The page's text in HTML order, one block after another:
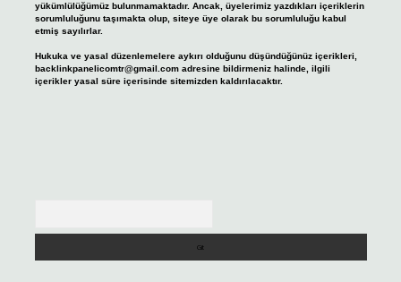
yükümlülüğümüz bulunmamaktadır. Ancak, üyelerimiz yazdıkları içeriklerin
sorumluluğunu taşımakta olup, siteye üye olarak bu sorumluluğu kabul
etmiş sayılırlar.
Hukuka ve yasal düzenlemelere aykırı olduğunu düşündüğünüz içerikleri,
backlinkpanelicomtr@gmail.comadresine bildirmeniz halinde, ilgili
içerikler yasal süre içerisinde sitemizden kaldırılacaktır.